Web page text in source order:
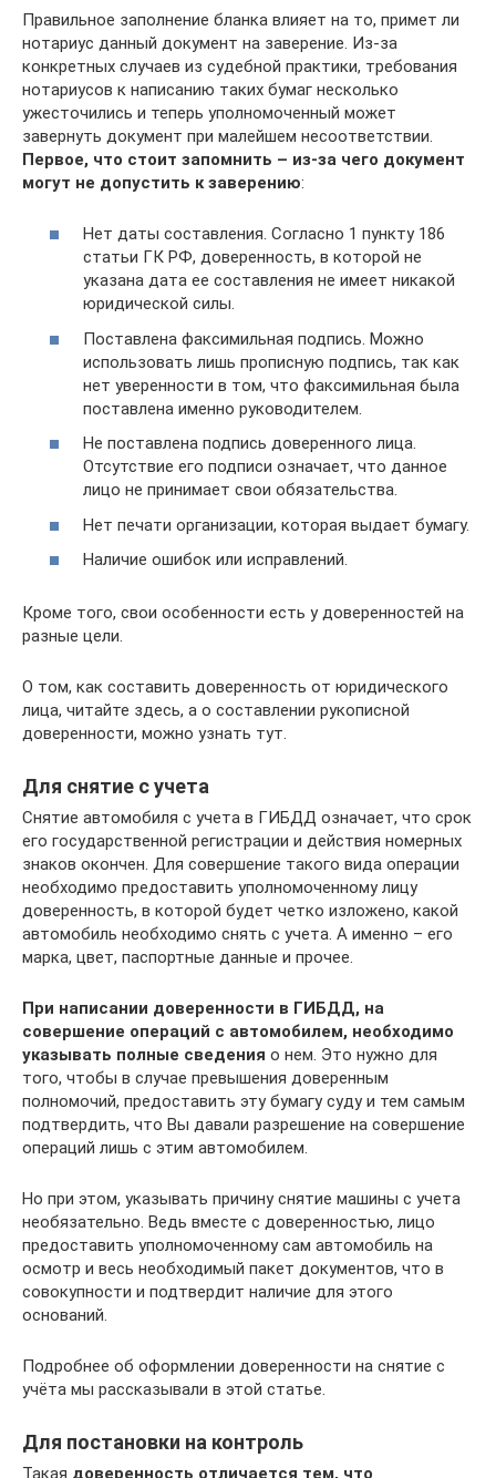
Правильное заполнение бланка влияет на то, примет ли
нотариус данный документ на заверение. Из-за
конкретных случаев из судебной практики, требования
нотариусов к написанию таких бумаг несколько
ужесточились и теперь уполномоченный может
завернуть документ при малейшем несоответствии.
Первое, что стоит запомнить – из-за чего документ
могут не допустить к заверению:
Нет даты составления. Согласно 1 пункту 186
статьи ГК РФ, доверенность, в которой не
указана дата ее составления не имеет никакой
юридической силы.
Поставлена факсимильная подпись. Можно
использовать лишь прописную подпись, так как
нет уверенности в том, что факсимильная была
поставлена именно руководителем.
Не поставлена подпись доверенного лица.
Отсутствие его подписи означает, что данное
лицо не принимает свои обязательства.
Нет печати организации, которая выдает бумагу.
Наличие ошибок или исправлений.
Кроме того, свои особенности есть у доверенностей на
разные цели.
О том, как составить доверенность от юридического
лица, читайте здесь, а о составлении рукописной
доверенности, можно узнать тут.
Для снятие с учета
Снятие автомобиля с учета в ГИБДД означает, что срок
его государственной регистрации и действия номерных
знаков окончен. Для совершение такого вида операции
необходимо предоставить уполномоченному лицу
доверенность, в которой будет четко изложено, какой
автомобиль необходимо снять с учета. А именно – его
марка, цвет, паспортные данные и прочее.
При написании доверенности в ГИБДД, на
совершение операций с автомобилем, необходимо
указывать полные сведения о нем. Это нужно для
того, чтобы в случае превышения доверенным
полномочий, предоставить эту бумагу суду и тем самым
подтвердить, что Вы давали разрешение на совершение
операций лишь с этим автомобилем.
Но при этом, указывать причину снятие машины с учета
необязательно. Ведь вместе с доверенностью, лицо
предоставить уполномоченному сам автомобиль на
осмотр и весь необходимый пакет документов, что в
совокупности и подтвердит наличие для этого
оснований.
Подробнее об оформлении доверенности на снятие с
учёта мы рассказывали в этой статье.
Для постановки на контроль
Такая доверенность отличается тем, что